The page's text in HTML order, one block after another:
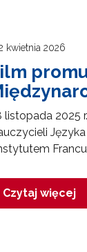
kwietnia 2026
listopada 2025
Czytaj więcej